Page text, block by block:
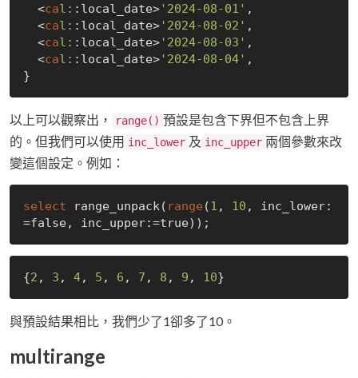
  <
cal: :local_date>'2024-08-01' ,
  <
cal: :local_date>'2024-08-02' ,
  <
cal: :local_date>'2024-08-03' ,
  <
cal: :local_date>'2024-08-04' ,
以上可以觀察出， range() 預設是包含下界但不包含上界
的。但我們可以使用 inc_lower 及 inc_upper 兩個參數來改
變這個設定。例如：
select range_unpack( range (1 , 10 , inc_lower:
=false, inc_upper:=true
{2 , 3 , 4, 5 , 6 , 7 , 8 , 9 , 10
與預設結果相比，我們少了1卻多了10。
multirange